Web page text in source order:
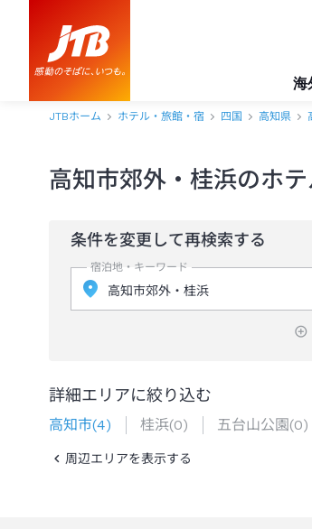
海
JTBホーム ホテル・旅館・宿 四国 高知県
高知市郊外・桂浜のホ
条件を変更して再検索する
宿泊地・キーワード
詳細エリアに絞り込む
高知市(4) 桂浜(0) 五台山公園(0)
周辺エリアを表示する